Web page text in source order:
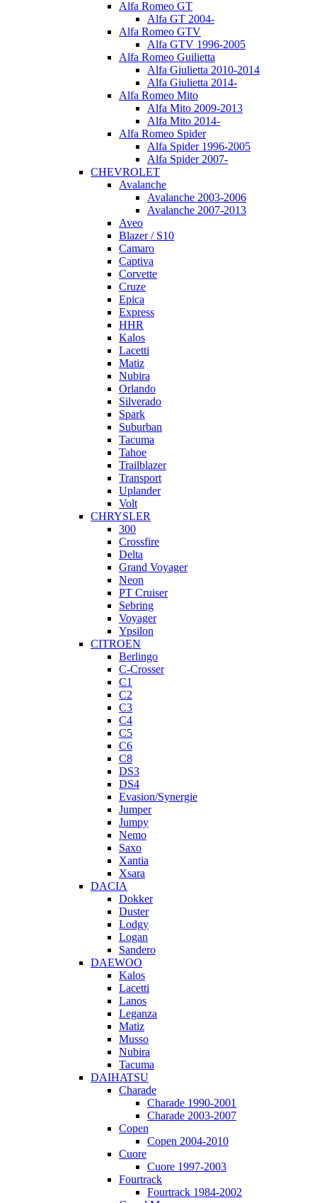
Alfa Romeo GT
Alfa GT 2004-
Alfa Romeo GTV
Alfa GTV 1996-2005
Alfa Romeo Guilietta
Alfa Giulietta 2010-2014
Alfa Giulietta 2014-
Alfa Romeo Mito
Alfa Mito 2009-2013
Alfa Mito 2014-
Alfa Romeo Spider
Alfa Spider 1996-2005
Alfa Spider 2007-
CHEVROLET
Avalanche
Avalanche 2003-2006
Avalanche 2007-2013
Aveo
Blazer / S10
Camaro
Captiva
Corvette
Cruze
Epica
Express
HHR
Kalos
Lacetti
Matiz
Nubira
Orlando
Silverado
Spark
Suburban
Tacuma
Tahoe
Trailblazer
Transport
Uplander
Volt
CHRYSLER
300
Crossfire
Delta
Grand Voyager
Neon
PT Cruiser
Sebring
Voyager
Ypsilon
CITROEN
Berlingo
C-Crosser
C1
C2
C3
C4
C5
C6
C8
DS3
DS4
Evasion/Synergie
Jumper
Jumpy
Nemo
Saxo
Xantia
Xsara
DACIA
Dokker
Duster
Lodgy
Logan
Sandero
DAEWOO
Kalos
Lacetti
Lanos
Leganza
Matiz
Musso
Nubira
Tacuma
DAIHATSU
Charade
Charade 1990-2001
Charade 2003-2007
Copen
Copen 2004-2010
Cuore
Cuore 1997-2003
Fourtrack
Fourtrack 1984-2002